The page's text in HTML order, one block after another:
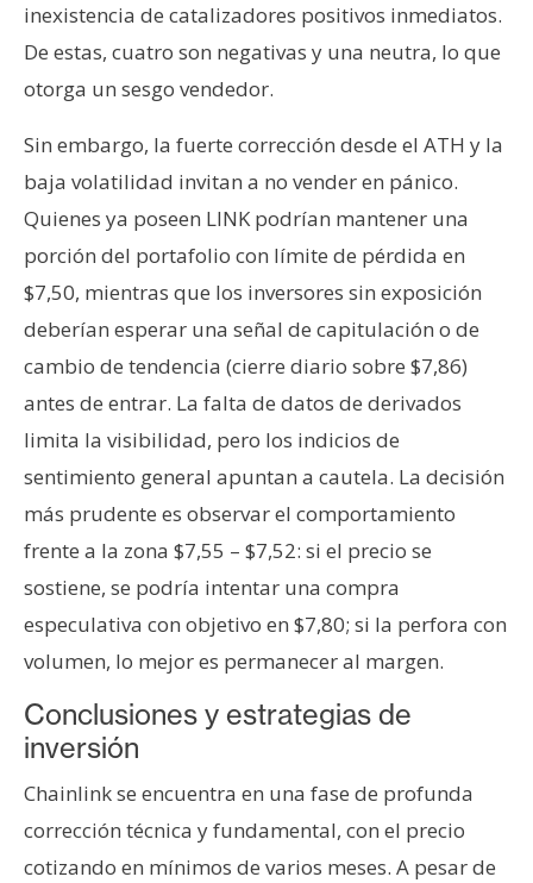
inexistencia de catalizadores positivos inmediatos.
De estas, cuatro son negativas y una neutra, lo que
otorga un sesgo vendedor.
Sin embargo, la fuerte corrección desde el ATH y la
baja volatilidad invitan a no vender en pánico.
Quienes ya poseen LINK podrían mantener una
porción del portafolio con límite de pérdida en
$7,50, mientras que los inversores sin exposición
deberían esperar una señal de capitulación o de
cambio de tendencia (cierre diario sobre $7,86)
antes de entrar. La falta de datos de derivados
limita la visibilidad, pero los indicios de
sentimiento general apuntan a cautela. La decisión
más prudente es observar el comportamiento
frente a la zona $7,55 – $7,52: si el precio se
sostiene, se podría intentar una compra
especulativa con objetivo en $7,80; si la perfora con
volumen, lo mejor es permanecer al margen.
Conclusiones y estrategias de
inversión
Chainlink se encuentra en una fase de profunda
corrección técnica y fundamental, con el precio
cotizando en mínimos de varios meses. A pesar de